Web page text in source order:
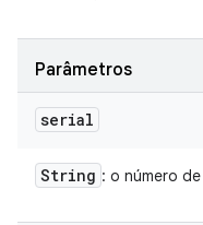
Parâmetros
serial
String : o número